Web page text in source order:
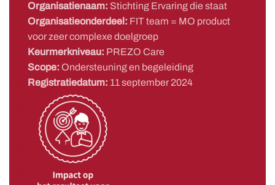
Organisatienaam: Stichting Ervaring die staat
Organisatieonderdeel: FIT team = MO product
voor zeer complexe doelgroep
Keurmerkniveau: PREZO Care
Scope: Ondersteuning en begeleiding
Registratiedatum: 11 september 2024